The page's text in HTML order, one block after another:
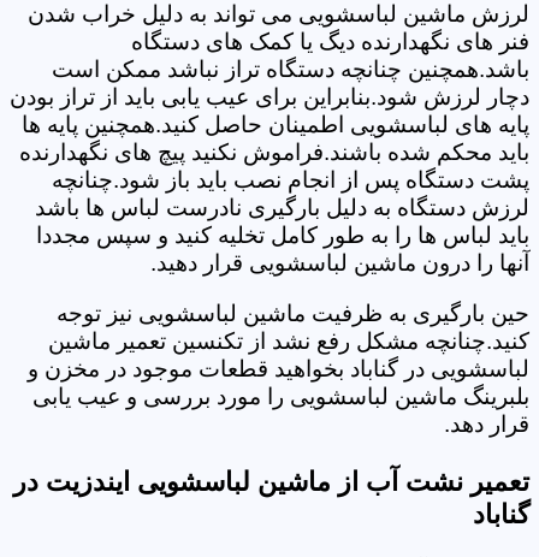
لرزش ماشین لباسشویی می تواند به دلیل خراب شدن
فنر های نگهدارنده دیگ یا کمک های دستگاه
باشد.همچنین چنانچه دستگاه تراز نباشد ممکن است
دچار لرزش شود.بنابراین برای عیب یابی باید از تراز بودن
پایه های لباسشویی اطمینان حاصل کنید.همچنین پایه ها
باید محکم شده باشند.فراموش نکنید پیچ های نگهدارنده
پشت دستگاه پس از انجام نصب باید باز شود.چنانچه
لرزش دستگاه به دلیل بارگیری نادرست لباس ها باشد
باید لباس ها را به طور کامل تخلیه کنید و سپس مجددا
آنها را درون ماشین لباسشویی قرار دهید.
حین بارگیری به ظرفیت ماشین لباسشویی نیز توجه
کنید.چنانچه مشکل رفع نشد از تکنسین تعمیر ماشین
لباسشویی در گناباد بخواهید قطعات موجود در مخزن و
بلبرینگ ماشین لباسشویی را مورد بررسی و عیب یابی
قرار دهد.
تعمیر نشت آب از ماشین لباسشویی ایندزیت در
گناباد